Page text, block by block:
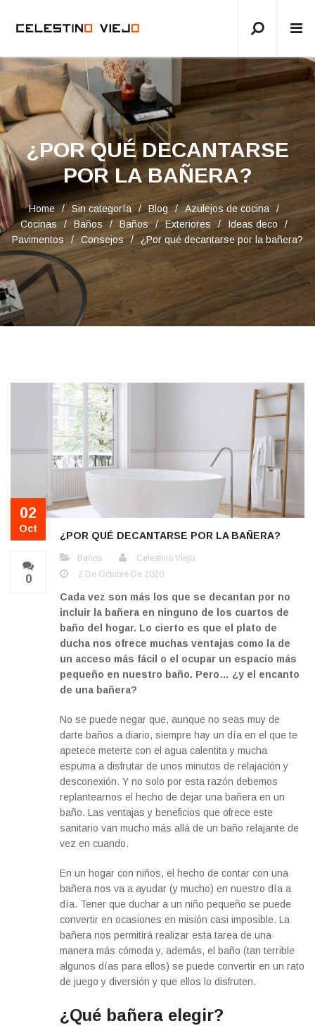
¿POR QUÉ DECANTARSE
POR LA BAÑERA?
Home Sin categoría Blog
Azulejos de cocina
Cocinas
Baños Baños Exteriores
Ideas deco
Pavimentos
Consejos ¿Por qué decantarse por la bañera?
02
Oct
0
¿POR QUÉ DECANTARSE POR LA BAÑERA?
Baños
Celestino Viejo
2 De Octubre De 2020
Cada vez son más los que se decantan por no
incluir la bañera en ninguno de los cuartos de
baño del hogar. Lo cierto es que el plato de
ducha nos ofrece muchas ventajas como la de
un acceso más fácil o el ocupar un espacio más
pequeño en nuestro baño. Pero… ¿y el encanto
de una bañera?
No se puede negar que, aunque no seas muy de
darte baños a diario, siempre hay un día en el que te
apetece meterte con el agua calentita y mucha
espuma a disfrutar de unos minutos de relajación y
desconexión. Y no solo por esta razón debemos
replantearnos el hecho de dejar una bañera en un
baño. Las ventajas y beneficios que ofrece este
sanitario van mucho más allá de un baño relajante de
vez en cuando.
En un hogar con niños, el hecho de contar con una
bañera nos va a ayudar (y mucho) en nuestro día a
día. Tener que duchar a un niño pequeño se puede
convertir en ocasiones en misión casi imposible. La
bañera nos permitirá realizar esta tarea de una
manera más cómoda y, además, el baño (tan terrible
algunos días para ellos) se puede convertir en un rato
de juego y diversión y que ellos lo disfruten.
¿Qué bañera elegir?